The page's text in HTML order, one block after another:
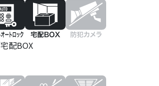
宅配BOX